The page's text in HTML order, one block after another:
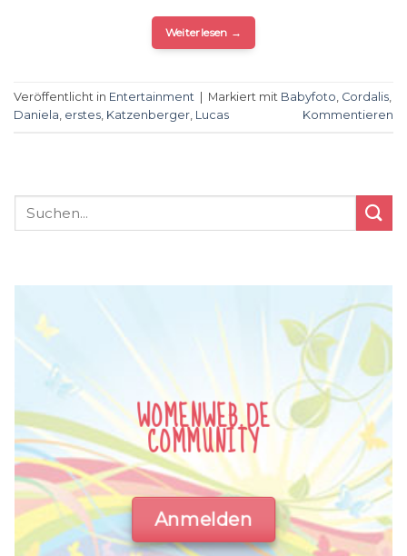
Weiterlesen →
Veröffentlicht in Entertainment Markiert mit Babyfoto Cordalis
Daniela erstes Katzenberger Lucas Kommentieren
WOMENWEB.DE
COMMUNITY
Anmelden